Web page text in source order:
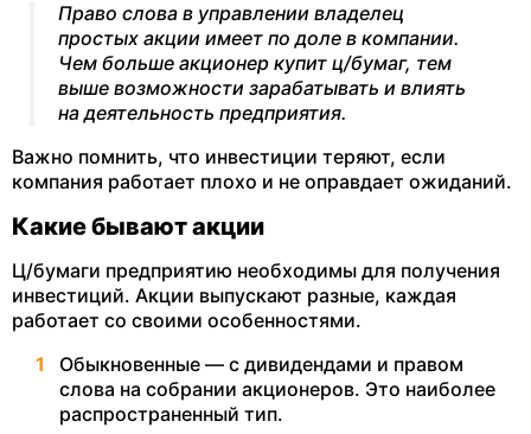
Право слова в управлении владелец
простых акции имеет по доле в компании.
Чем больше акционер купит ц/бумаг, тем
выше возможности зарабатывать и влиять
на деятельность предприятия.
Важно помнить, что инвестиции теряют, если
компания работает плохо и не оправдает ожиданий.
Какие бывают акции
Ц/бумаги предприятию необходимы для получения
инвестиций. Акции выпускают разные, каждая
работает со своими особенностями.
Обыкновенные — с дивидендами и правом
слова на собрании акционеров. Это наиболее
распространенный тип.